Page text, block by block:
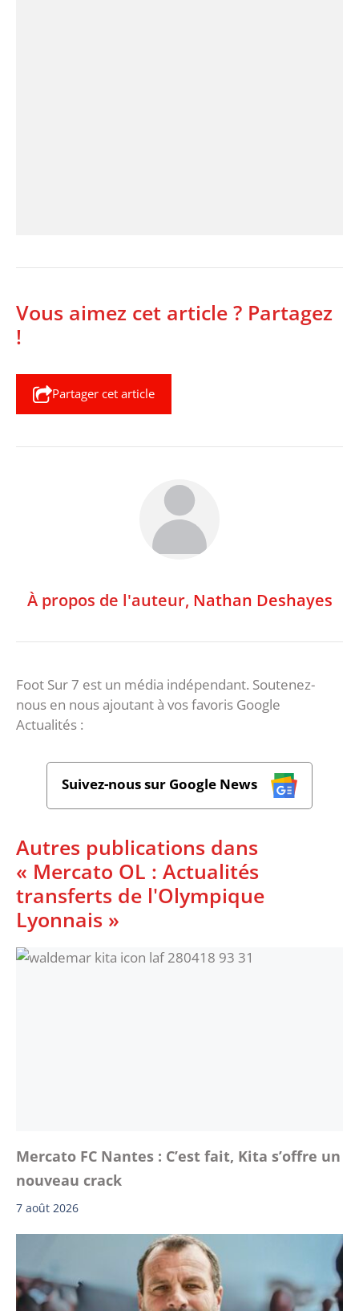
Vous aimez cet article ? Partagez
!
Partager cet article
À propos de l'auteur, Nathan Deshayes
Foot Sur 7 est un média indépendant. Soutenez-
nous en nous ajoutant à vos favoris Google
Actualités :
Suivez-nous sur Google News
Autres publications dans
« Mercato OL : Actualités
transferts de l'Olympique
Lyonnais »
Mercato FC Nantes : C’est fait, Kita s’offre un
nouveau crack
7 août 2026